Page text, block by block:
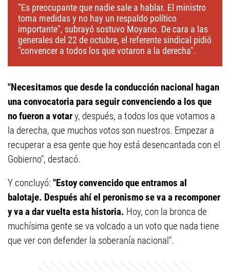
"Es preocupante que nadie sale a hablar. El ministro
toma medidas y no hay un respaldo político
importante", subrayó sostuvo Moyano. De cara a las
generales del 22 de octubre, el referente sindical pidió
"convencer a todos los que votaron a la derecha".
"Necesitamos que desde la conducción nacional hagan
una convocatoria para seguir convenciendo a los que
no fueron a votary, después, a todos los que votamos a
la derecha, que muchos votos son nuestros. Empezar a
recuperar a esa gente que hoy está desencantada con el
Gobierno", destacó.
Y concluyó: "Estoy convencido que entramos al
balotaje. Después ahí el peronismo se va a recomponer
y va a dar vuelta esta historia. Hoy, con la bronca de
muchísima gente se va volcado a un voto que nada tiene
que ver con defender la soberanía nacional".